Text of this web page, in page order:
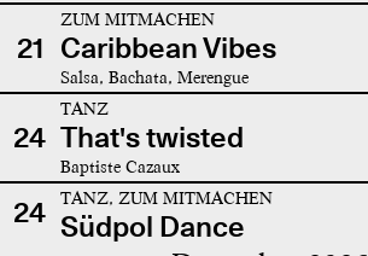
21
ZUM MITMACHEN
Caribbean Vibes
Salsa, Bachata, Merengue
24
TANZ
That's twisted
Baptiste Cazaux
24 TANZ, ZUM MITMACHEN
Südpol Dance